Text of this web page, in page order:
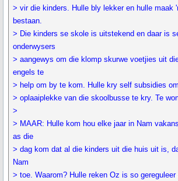
> vir die kinders. Hulle bly lekker en hulle maak
bestaan.
> Die kinders se skole is uitstekend en daar is
onderwysers
> aangewys om die klomp skurwe voetjies uit
engels te
> help om by te kom. Hulle kry self subsidies
> oplaaiplekke van die skoolbusse te kry. Te
>
> MAAR: Hulle kom hou elke jaar in Nam
as die
> dag kom dat al die kinders uit die huis uit is,
Nam
> toe. Waarom? Hulle reken Oz is so